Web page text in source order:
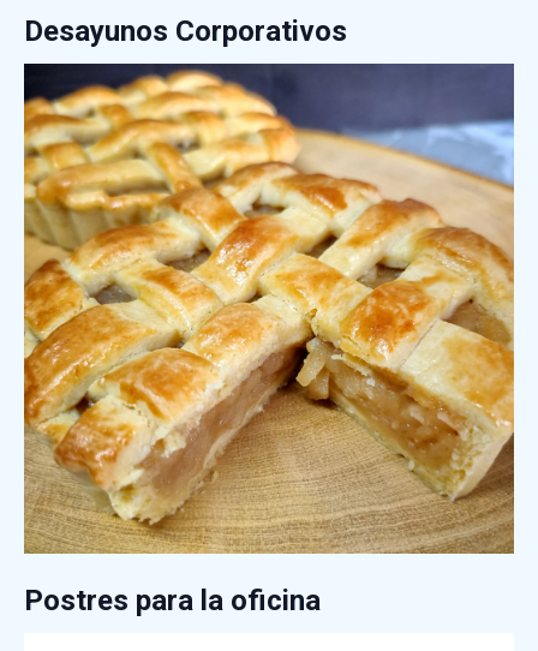
Desayunos Corporativos
Postres para la oficina